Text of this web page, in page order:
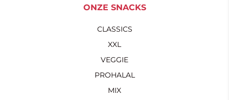
ONZE SNACKS
CLASSICS
XXL
VEGGIE
PROHALAL
MIX